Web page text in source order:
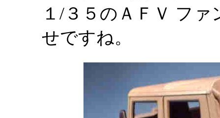
１/３５のＡＦＶ フ
せですね。